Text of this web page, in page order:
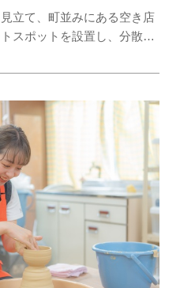
立て、町並みにある空き店
スポットを設置し、分散型
トーリーを展開し、新たな